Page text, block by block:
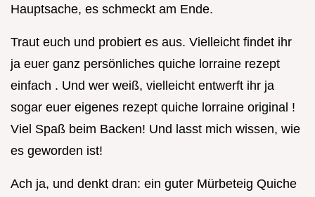
Hauptsache, es schmeckt am Ende.
Traut euch und probiert es aus. Vielleicht findet ihr
ja euer ganz persönliches quiche lorraine rezept
einfach . Und wer weiß, vielleicht entwerft ihr ja
sogar euer eigenes rezept quiche lorraine original !
Viel Spaß beim Backen! Und lasst mich wissen, wie
es geworden ist!
Ach ja, und denkt dran: ein guter Mürbeteig Quiche